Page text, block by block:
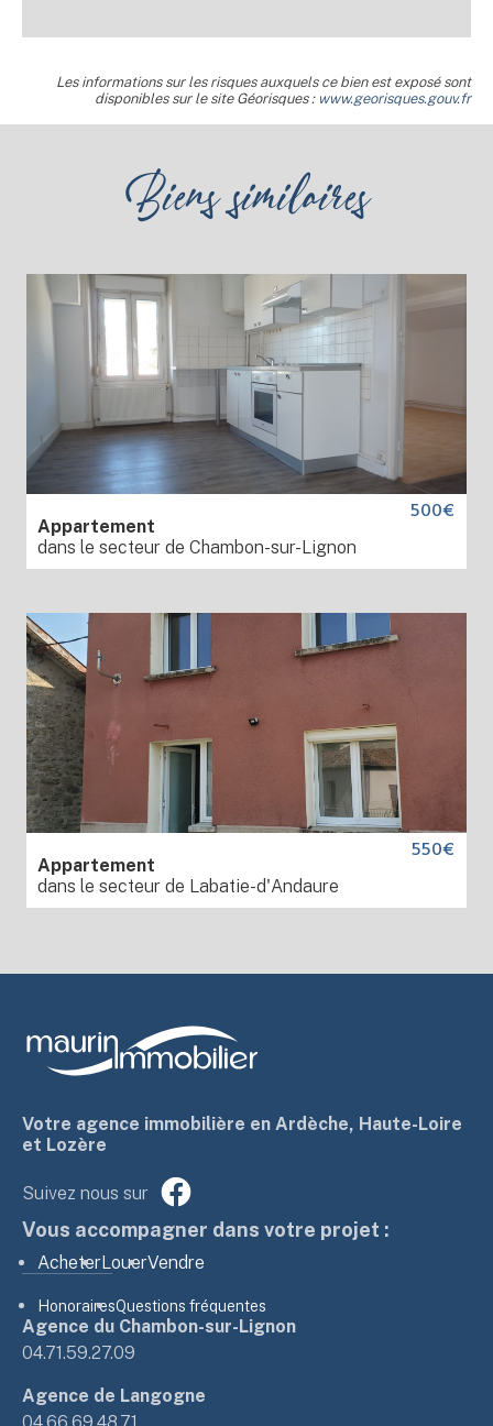
Les informations sur les risques auxquels ce bien est exposé sont
disponibles sur le site Géorisques : www.georisques.gouv.fr
Biens similaires
Appartement
dans le secteur de Chambon-sur-Lignon
500€
Appartement
dans le secteur de Labatie-d'Andaure
550€
Votre agence immobilière en Ardèche, Haute-Loire
et Lozère
Suivez nous sur
Vous accompagner dans votre projet :
AcheterLouerVendre
HonorairesQuestions fréquentes
Agence du Chambon-sur-Lignon
04.71.59.27.09
Agence de Langogne